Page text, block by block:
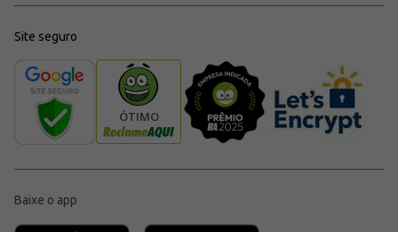
Site seguro
Baixe o app